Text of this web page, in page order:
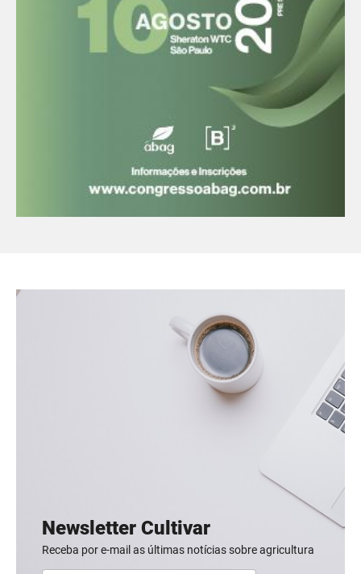
Newsletter Cultivar
Receba por e-mail as últimas notícias sobre agricultura